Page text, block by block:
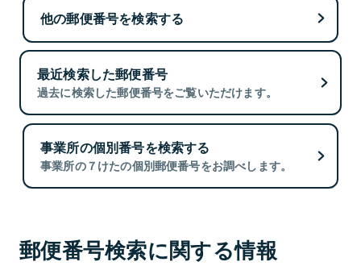
他の郵便番号を検索する
最近検索した郵便番号
過去に検索した郵便番号をご覧いただけます。
事業所の個別番号を検索する
事業所の７けたの個別郵便番号をお調べします。
郵便番号検索に関する情報